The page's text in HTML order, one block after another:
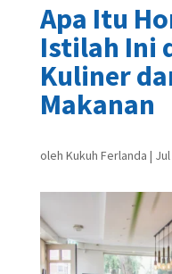
Apa Itu
Istilah Ini
Kuliner
Makanan
oleh Kukuh Ferlanda |